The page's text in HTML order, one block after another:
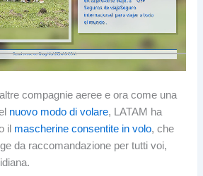
compagnie aeree e ora come una
nuovo modo di volare, LATAM ha
il mascherine consentite in volo, che
da raccomandazione per tutti voi,